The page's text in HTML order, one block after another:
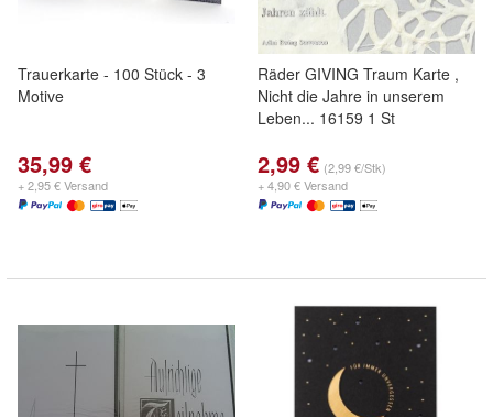
Trauerkarte - 100 Stück - 3
Motive
35,99 €
+ 2,95 € Versand
Räder GIVING Traum Karte ,
Nicht die Jahre in unserem
Leben... 16159 1 St
2,99 € (2,99 €/Stk)
+ 4,90 € Versand